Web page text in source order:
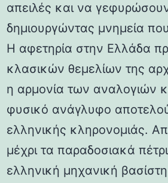
απειλές και να
δημιουργώντας μνημεία
Η αφετηρία στην Ελλάδα
κλασικών θεμελίων της
η αρμονία των αναλογιών
φυσικό ανάγλυφο
ελληνικής κληρονομιάς.
μέχρι τα παραδοσιακά
ελληνική μηχανική